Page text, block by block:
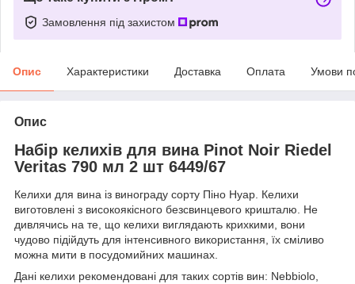
Замовлення під захистом
Опис Характеристики Доставка Оплата Умови
Опис
Набір келихів для вина Pinot Noir Riedel
Veritas 790 мл 2 шт 6449/67
Келихи для вина із винограду сорту Піно Нуар. Келихи
виготовлені з високоякісного безсвинцевого кришталю. Не
дивлячись на те, що келихи виглядають крихкими, вони
чудово підійдуть для інтенсивного використання, їх сміливо
можна мити в посудомийних машинах.
Дані келихи рекомендовані для таких сортів вин: Nebbiolo,